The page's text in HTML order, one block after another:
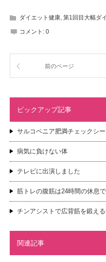
ダイエット健康, 第1回目大幅ダ
コメント: 0
前のページ
ピックアップ記事
サルコペニア肥満チェックシ
病気に負けない体
テレビに出演しました
筋トレの腹筋は24時間の休息
チンアシストで広背筋を鍛え
関連記事